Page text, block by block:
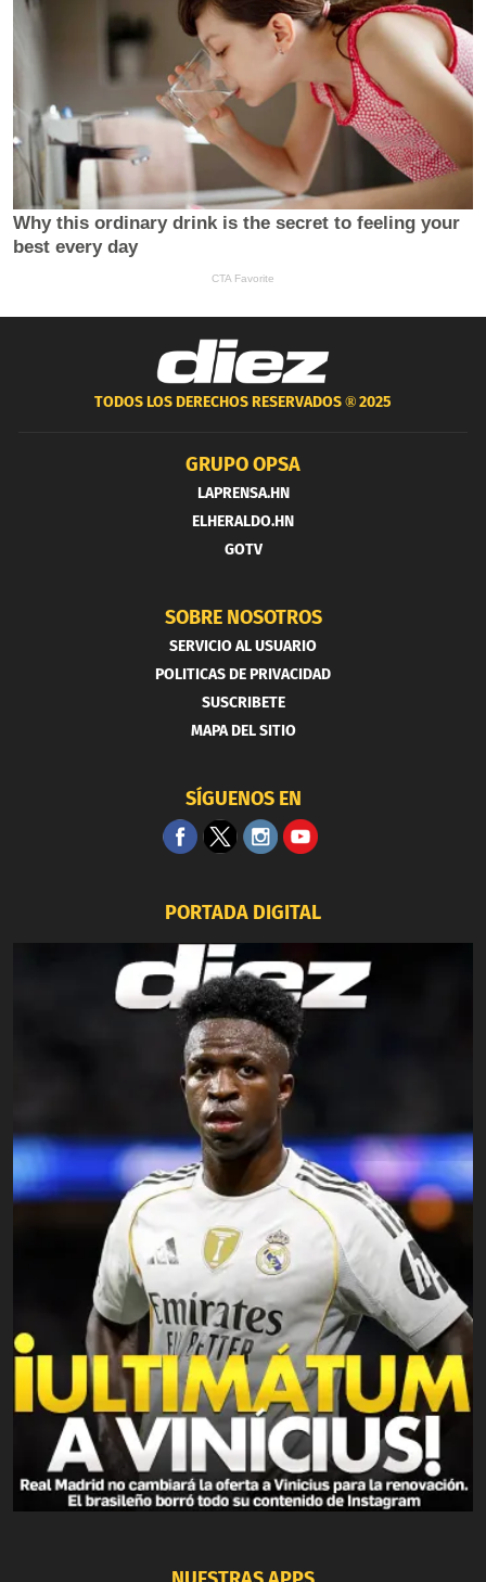
TODOS LOS DERECHOS RESERVADOS ®2025
GRUPO OPSA
LAPRENSA.HN
ELHERALDO.HN
GOTV
SOBRE NOSOTROS
SERVICIO AL USUARIO
POLITICAS DE PRIVACIDAD
SUSCRIBETE
MAPA DEL SITIO
SÍGUENOS EN
PORTADA DIGITAL